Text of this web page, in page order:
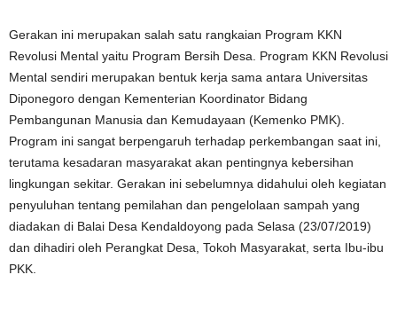
Gerakan ini merupakan salah satu rangkaian Program KKN
Revolusi Mental yaitu Program Bersih Desa. Program KKN Revolusi
Mental sendiri merupakan bentuk kerja sama antara Universitas
Diponegoro dengan Kementerian Koordinator Bidang
Pembangunan Manusia dan Kemudayaan (Kemenko PMK).
Program ini sangat berpengaruh terhadap perkembangan saat ini,
terutama kesadaran masyarakat akan pentingnya kebersihan
lingkungan sekitar. Gerakan ini sebelumnya didahului oleh kegiatan
penyuluhan tentang pemilahan dan pengelolaan sampah yang
diadakan di Balai Desa Kendaldoyong pada Selasa (23/07/2019)
dan dihadiri oleh Perangkat Desa, Tokoh Masyarakat, serta Ibu-ibu
PKK.